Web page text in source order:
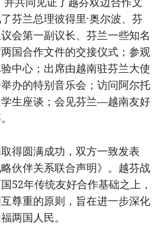
芬兰总理彼得里·奥尔波、芬
会第一副议长、芬兰一些知名
国合作文件的交接仪式；参观
中心；出席由越南驻芬兰大使
办的特别音乐会；访问阿尔托
生座谈；会见芬兰—越南友好
得圆满成功，双方一致发表
伙伴关系联合声明》。越芬战
52年传统友好合作基础之上，
尊重的原则，旨在进一步深化
两国人民。